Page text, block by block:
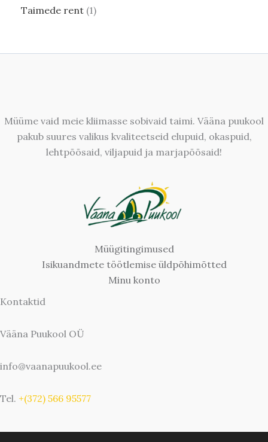
Taimede rent 1
Müüme vaid meie kliimasse sobivaid taimi. Vääna puukool
pakub suures valikus kvaliteetseid elupuid, okaspuid,
lehtpõõsaid, viljapuid ja marjapõõsaid!
Müügitingimused
Isikuandmete töötlemise üldpõhimõtted
Minu konto
Kontaktid
Vääna Puukool OÜ
info@vaanapuukool.ee
Tel. +(372) 566 95577